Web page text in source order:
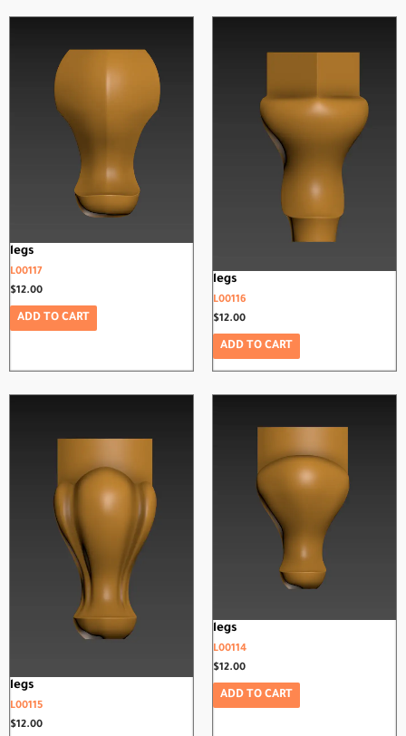
legs
L00117
$12.00
ADD TO CART
legs
L00116
$12.00
ADD TO CART
legs
L00115
$12.00
legs
L00114
$12.00
ADD TO CART